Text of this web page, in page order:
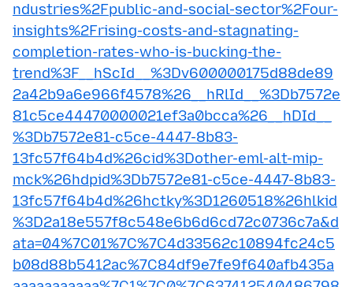
ndustries%2Fpublic-and-social-sector%2Four-
insights%2Frising-costs-and-stagnating-
completion-rates-who-is-bucking-the-
trend%3F__hScId__%3Dv600000175d88de89
2a42b9a6e966f4578%26__hRlId__%3Db7572e
81c5ce44470000021ef3a0bcca%26__hDId__
%3Db7572e81-c5ce-4447-8b83-
13fc57f64b4d%26cid%3Dother-eml-alt-mip-
mck%26hdpid%3Db7572e81-c5ce-4447-8b83-
13fc57f64b4d%26hctky%3D1260518%26hlkid
%3D2a18e557f8c548e6b6d6cd72c0736c7a&d
ata=04%7C01%7C%7C4d33562c10894fc24c5
b08d88b5412ac%7C84df9e7fe9f640afb435a